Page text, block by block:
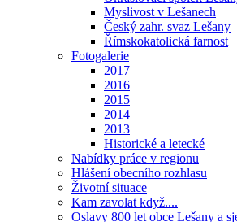
Myslivost v Lešanech
Český zahr. svaz Lešany
Římskokatolická farnost
Fotogalerie
2017
2016
2015
2014
2013
Historické a letecké
Nabídky práce v regionu
Hlášení obecního rozhlasu
Životní situace
Kam zavolat když....
Oslavy 800 let obce Lešany a